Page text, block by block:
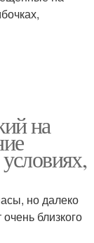
на
но далеко
близкого